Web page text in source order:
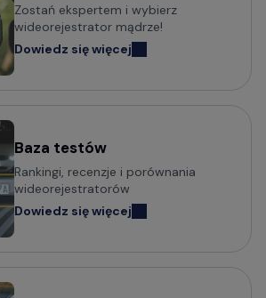
z obsługą komend głosowych
klasy Premium
odczytujące tablice w nocy (z
kamer
VIOFO
Wideorejestratory 70mai
Zostań ekspertem i wybierz
wideorejestrator mądrze!
Dowiedz się więcej
Baza testów
Rankingi, recenzje i porównania
wideorejestratorów
Dowiedz się więcej